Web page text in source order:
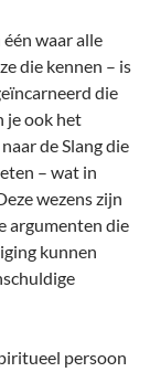
waar alle
die kennen – is
die
je ook het
de Slang die
– wat in
wezens zijn
argumenten die
kunnen
persoon